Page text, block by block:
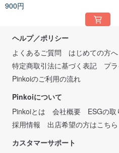
900円
ヘルプ／ポリシー
よくあるご質問
はじめての方へ
特定商取引法に基づく表記
プ
Pinkoiのご利用の流れ
Pinkoiについて
Pinkoiとは
会社概要 ESGの取
採用情報
出店希望の方はこちら
カスタマーサポート